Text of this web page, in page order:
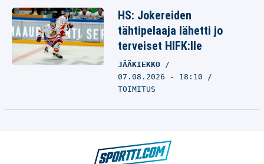
HS: Jokereiden
tähtipelaaja lähetti jo
terveiset HIFK:lle
JÄÄKIEKKO
07.08.2026 - 18:10
TOIMITUS